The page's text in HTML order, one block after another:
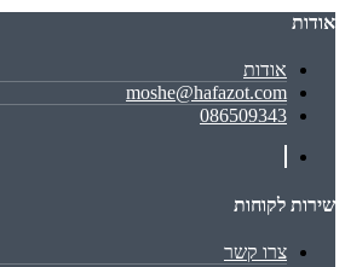
אודות
אודות
moshe@hafazot.com
086509343
שירות לקוחות
צרו קשר